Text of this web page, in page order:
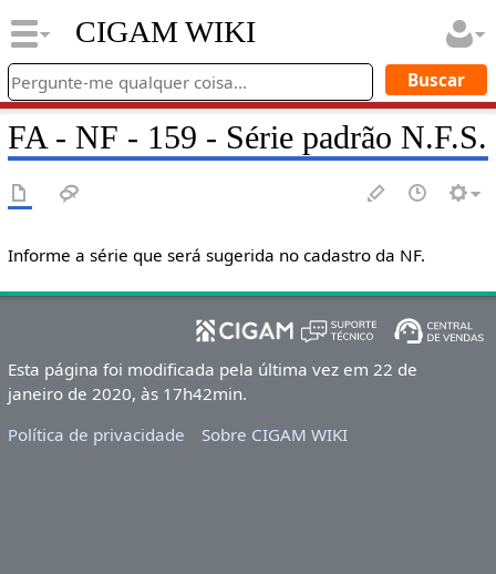
CIGAM WIKI
FA - NF - 159 - Série padrão N.F.S.
Informe a série que será sugerida no cadastro da NF.
Esta página foi modificada pela última vez em 22 de
janeiro de 2020, às 17h42min.
Política de privacidade
Sobre CIGAM WIKI